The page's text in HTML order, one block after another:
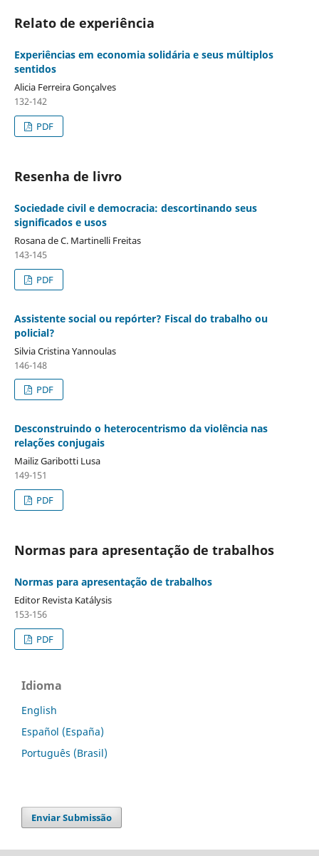
Relato de experiência
Experiências em economia solidária e seus múltiplos
sentidos
Alicia Ferreira Gonçalves
132-142
PDF
Resenha de livro
Sociedade civil e democracia: descortinando seus
significados e usos
Rosana de C. Martinelli Freitas
143-145
PDF
Assistente social ou repórter? Fiscal do trabalho ou
policial?
Silvia Cristina Yannoulas
146-148
PDF
Desconstruindo o heterocentrismo da violência nas
relações conjugais
Mailiz Garibotti Lusa
149-151
PDF
Normas para apresentação de trabalhos
Normas para apresentação de trabalhos
Editor Revista Katálysis
153-156
PDF
Idioma
English
Español (España)
Português (Brasil)
Enviar Submissão